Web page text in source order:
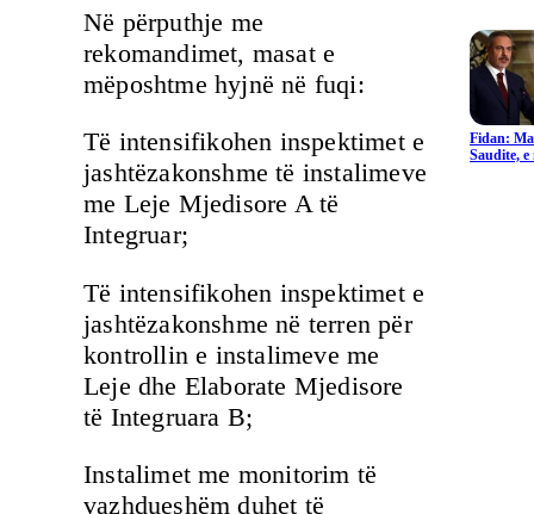
Në përputhje me
rekomandimet, masat e
mëposhtme hyjnë në fuqi:
Të intensifikohen inspektimet e
jashtëzakonshme të instalimeve
me Leje Mjedisore A të
Integruar;
Të intensifikohen inspektimet e
jashtëzakonshme në terren për
kontrollin e instalimeve me
Leje dhe Elaborate Mjedisore
të Integruara B;
Instalimet me monitorim të
vazhdueshëm duhet të
Fidan:
Saudite,